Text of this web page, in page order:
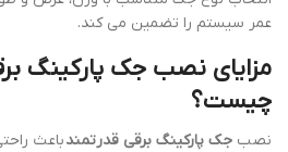
عمر سیستم را تضمین می کند.
مزایای نصب جک پارکینگ
چیست؟
نصب جک پارکینگ برقی قدرتمندباعث